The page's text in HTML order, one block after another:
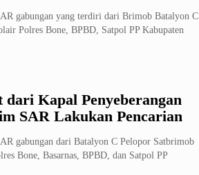
gabungan yang terdiri dari Brimob Batalyon C
Polres Bone, BPBD, Satpol PP Kabupaten
dari Kapal Penyeberangan
SAR Lakukan Pencarian
gabungan dari Batalyon C Pelopor Satbrimob
Bone, Basarnas, BPBD, dan Satpol PP